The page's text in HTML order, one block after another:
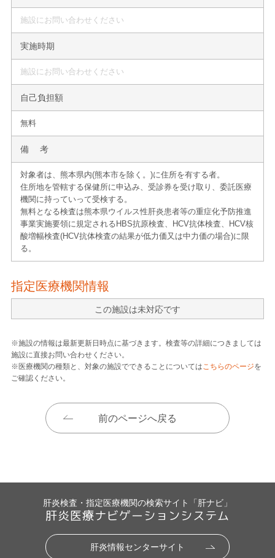
施設にお問い合わせください
実施時期
施設にお問い合わせください
自己負担額
無料
備 考
対象者は、熊本県内(熊本市を除く。)に住所を有する者。
住所地を管轄する保健所に申込み、受診券を受け取り、委託医療
機関に持っていって受検する。
無料となる検査は熊本県ウイルス性肝炎患者等の重症化予防推進
事業実施要領に規定されるHBS抗原検査、HCV抗体検査、HCV核
酸増幅検査(HCV抗体検査の結果が低力価又は中力価の場合)に限
る。
指定医療機関情報
この施設は未対応です
※施設の情報は最新更新日時点に基づきます。検査等の詳細につきましては
施設に直接お問い合わせください。
※医療機関の種類と、対象の施設でできることについてはこちらのページを
ご確認ください。
前のページへ戻る
肝炎検査・指定医療機関の検索サイト「肝ナビ」
肝炎医療ナビゲーションシステム
肝炎情報センターサイト